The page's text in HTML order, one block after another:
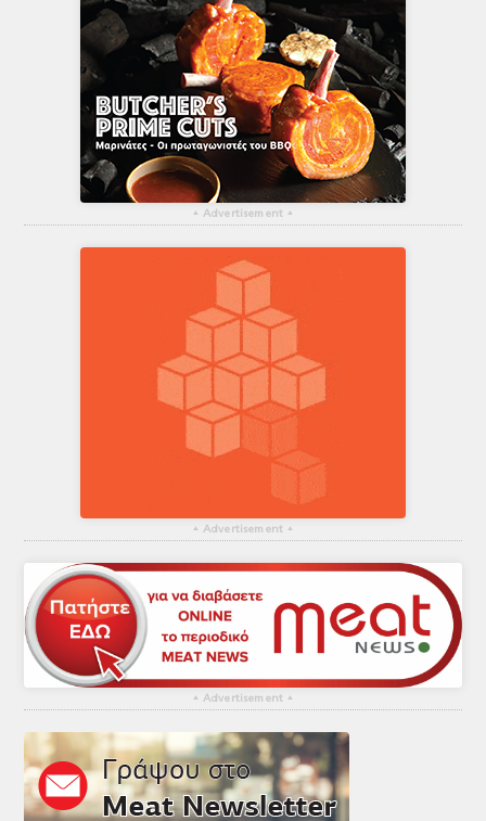
▴ Advertisement ▴
▴ Advertisement ▴
▴ Advertisement ▴